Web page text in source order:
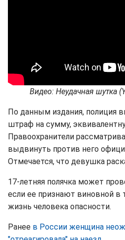
Видео: Неудачная шутка
По данным издания, полиция
штраф на сумму,
Правоохранители
выдвинуть против него
Отмечается, что девушка
17-летняя полячка может
если ее признают виновной в
жизнь человека опасности.
Ранее в России женщина